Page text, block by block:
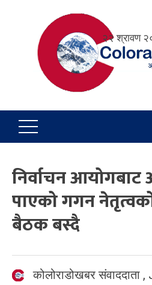
२२ श्रावण
निर्वाचन
पाएको गगन
बैठक बस्दै
कोलोराडोखबर संवाददाता ,